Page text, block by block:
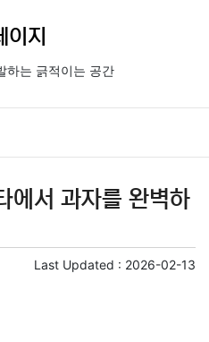
이지
하는 긁적이는 공간
에서 과자를 완벽하
Last Updated : 2026-02-13